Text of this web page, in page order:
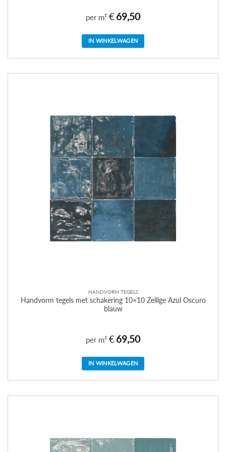
per m² €69,50
IN WINKELWAGEN
HANDVORM TEGELS
Handvorm tegels met schakering 10×10 Zellige Azul Oscuro
blauw
per m² €69,50
IN WINKELWAGEN